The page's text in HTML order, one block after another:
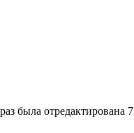
была отредактирована